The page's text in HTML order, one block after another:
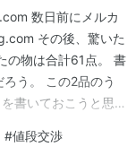
数日前にメルカ
その後、驚いた
の物は合計61点。 書
う。 この2品のう
書いておこうと思
代にお弁当屋さん
#値段交渉